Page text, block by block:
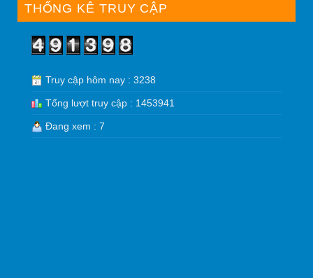
THỐNG KÊ TRUY CẬP
Truy cập hôm nay : 3238
Tổng lượt truy cập : 1453941
Đang xem : 7